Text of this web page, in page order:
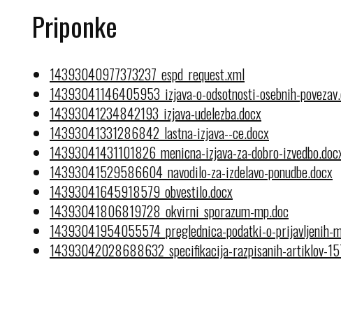
Priponke
14393040977373237_espd_request.xml
14393041146405953_izjava-o-odsotnosti-osebnih-
14393041234842193_izjava-udelezba.docx
14393041331286842_lastna-izjava--ce.docx
14393041431101826_menicna-izjava-za-dobro-
14393041529586604_navodilo-za-izdelavo-ponudbe.docx
14393041645918579_obvestilo.docx
14393041806819728_okvirni_sporazum-mp.doc
14393041954055574_preglednica-podatki-o-prijavljenih-
14393042028688632_specifikacija-razpisanih-artiklov-